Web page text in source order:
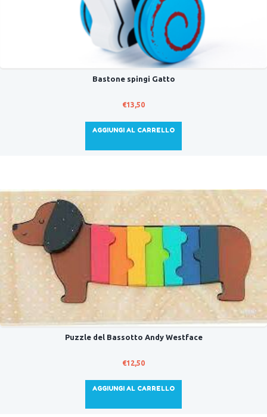
Bastone spingi Gatto
€13,50
AGGIUNGI AL CARRELLO
Puzzle del Bassotto Andy Westface
€12,50
AGGIUNGI AL CARRELLO